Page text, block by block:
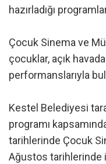
hazırladığı
Çocuk Sinema ve
çocuklar, açık
performanslarıyla
Kestel Belediyesi
programı
tarihlerinde Çocuk
Ağustos tarihlerinde